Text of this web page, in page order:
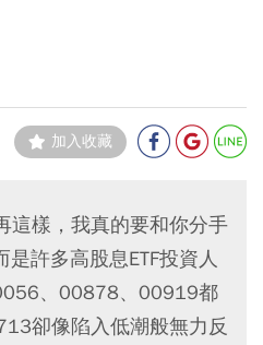
加入收藏
這樣，我真的要和你分手
許多高股息ETF投資人
、00878、00919都
卻像陷入低潮般無力反